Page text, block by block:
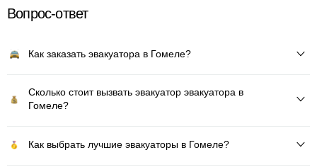
Вопрос-ответ
Как заказать эвакуатора в Гомеле?
Сколько стоит вызвать эвакуатор эвакуатора в
Гомеле?
Как выбрать лучшие эвакуаторы в Гомеле?